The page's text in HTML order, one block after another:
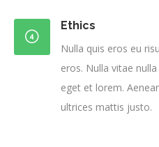
Ethics
Nulla quis eros eu
eros. Nulla vitae
eget et lorem.
ultrices mattis justo.